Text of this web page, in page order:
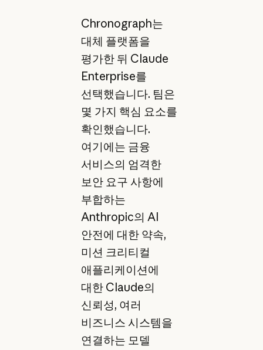
Chronograph는
대체 플랫폼을
평가한 뒤 Claude
Enterprise를
선택했습니다. 팀은
몇 가지 핵심 요소를
확인했습니다.
여기에는 금융
서비스의 엄격한
보안 요구 사항에
부합하는
Anthropic의 AI
안전에 대한 약속,
미션 크리티컬
애플리케이션에
대한 Claude의
신뢰성, 여러
비즈니스 시스템을
연결하는 모델